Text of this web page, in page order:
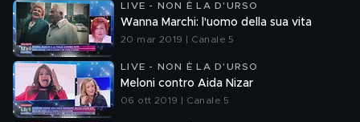
LIVE - NON È LA D'URSO
Wanna Marchi: l'uomo della sua vita
20 mar 2019 | Canale 5
LIVE - NON È LA D'URSO
Meloni contro Aida Nizar
06 ott 2019 | Canale 5